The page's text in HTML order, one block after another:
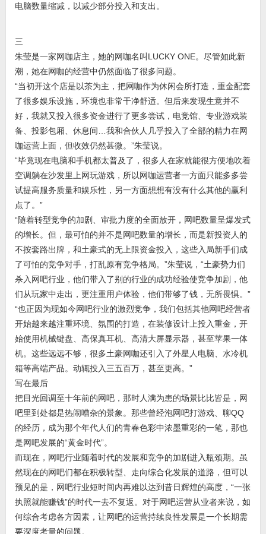
电脑数量缩减，以减少部分投入和支出。
三
朱莹是一家网咖店主，她的网咖名叫LUCKY ONE。尽管如此新
潮，她在网咖的经营中仍然面临了很多问题。
“当初开这个店是以茶为主，把网咖作为休闲会所打造，重金配套
了很多娱乐设施，环境也非常干净舒适。但后来发现生意并不
好，我就又投入很多资金进行了更多尝试，电竞馆、专业游戏装
备、投影包厢、休息间…我和合伙人几乎投入了全部的精力在网
咖运营上面，但收效仍然甚微。”朱莹说。
“毕竟现在电脑和手机都太普及了，很多人在家就能很方便地吹着
空调躺在沙发里上网玩游戏，所以网咖运营者一方面只能多多尝
试提高服务质量和娱乐性，另一方面想想有没有什么其他的赢利
点了。”
“随着转型竞争的加剧、审批力度的全面放开，网吧数量呈爆发式
的增长。但，最可怕的并不是网吧数量的增长，而是新投资人的
不按套路出牌，和土豪式的无上限资金投入，这些入局新手们成
了可怕的竞争对手，打乱原有竞争格局。”朱莹说，“土豪势力们
杀入网吧行业，他们带入了别的行业的成功经验使竞争加剧，他
们从玩家中走出，更注重用户体验，他们带够了钱，无所畏惧。”
“也正因为现如今网吧行业的激烈竞争，我们包括其他网吧经营者
开始越来越注重环境、氛围的打造，在装修设计上投入重金，开
始使用机械键盘、高保真耳机、高清大屏显示器，甚至苹果一体
机。这些远远不够，很多土豪网咖还引入了外星人电脑、水冷机
箱等高端产品。动辄投入三五百万，甚至更高。”
写在最后
把目光回调至十年前的网吧，那时人满为患的场景比比皆是，网
吧里到处都是热闹嘈杂的景象。那些曾经泡网吧打游戏、聊QQ
的经历，成为那个年代人们的青春色彩中浓墨重彩的一笔，那也
是网吧发展的“黄金时代”。
而现在，网吧行业随着时代的发展和竞争的加剧进入瓶颈期。虽
然现在的网吧们都在积极转型、走向综合化发展的道路，但可以
预见的是，网吧行业短时间内再难以达到昔日辉煌的高度，“一张
执照就能赚钱”的时代一去不复返。对于网吧运营从业者来说，如
何综合考虑各方因素，让网吧的运营持续良性发展是一个长期需
要深度考量的问题。